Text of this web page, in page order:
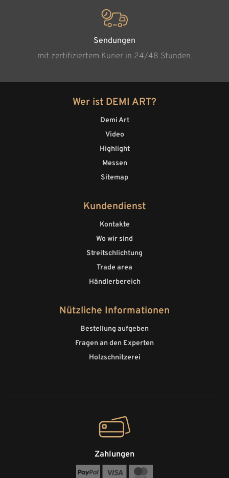
Sendungen
mit zertifiziertem Kurier in 24/48 Stunden.
Wer ist DEMI ART?
Demi Art
Video
Highlight
Messen
Sitemap
Kundendienst
Kontakte
Wo wir sind
Streitschlichtung
Trade area
Händlerbereich
Nützliche Informationen
Bestellung aufgeben
Fragen an den Experten
Holzschnitzerei
Zahlungen